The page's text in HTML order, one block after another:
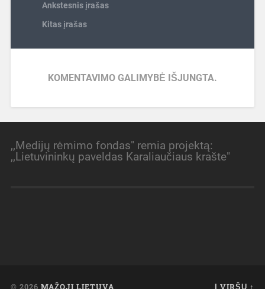
Ankstesnis įrašas
Kitas įrašas
KOMENTAVIMO GALIMYBĖ IŠJUNGTA.
,,Medijų rėmimo fondas" remia projektą:
,,Lietuvininkų paveldas Karaliaučiaus krašte"
© 2026 MAŽOJI LIETUVA Į VIRŠŲ ↑